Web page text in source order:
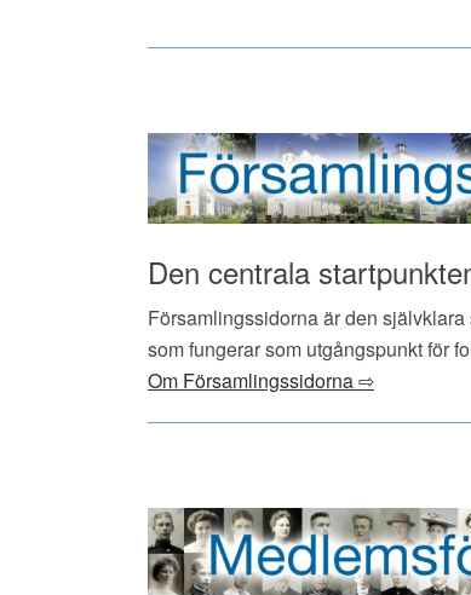
Den centrala
Församlingssidorna är den
som fungerar som utgångspunkt för
Om Församlingssidorna ⇨